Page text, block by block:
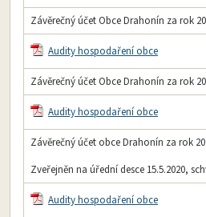
Závěrečný účet Obce Drahonín za rok
Audity hospodaření obce
Závěrečný účet Obce Drahonín za rok
Audity hospodaření obce
Závěrečný účet obce Drahonín za rok
Zveřejněn na úřední desce 15.5.2020,
Audity hospodaření obce